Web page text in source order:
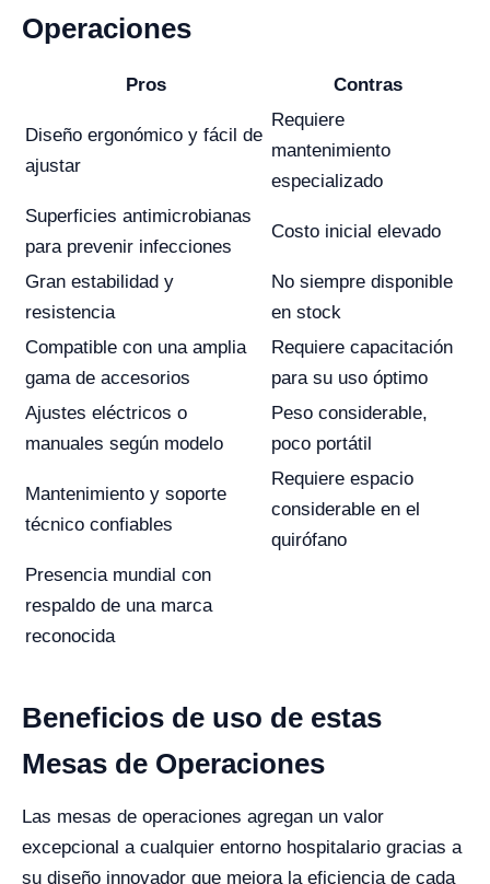
Operaciones
Pros Contras
Diseño ergonómico y fácil de
ajustar
Requiere
mantenimiento
especializado
Superficies antimicrobianas
para prevenir infecciones
Costo inicial elevado
Gran estabilidad y
resistencia
No siempre disponible
en stock
Compatible con una amplia
gama de accesorios
Requiere capacitación
para su uso óptimo
Ajustes eléctricos o
manuales según modelo
Peso considerable,
poco portátil
Mantenimiento y soporte
técnico confiables
Requiere espacio
considerable en el
quirófano
Presencia mundial con
respaldo de una marca
reconocida
Beneficios de uso de estas
Mesas de Operaciones
Las mesas de operaciones agregan un valor
excepcional a cualquier entorno hospitalario gracias a
su diseño innovador que mejora la eficiencia de cada